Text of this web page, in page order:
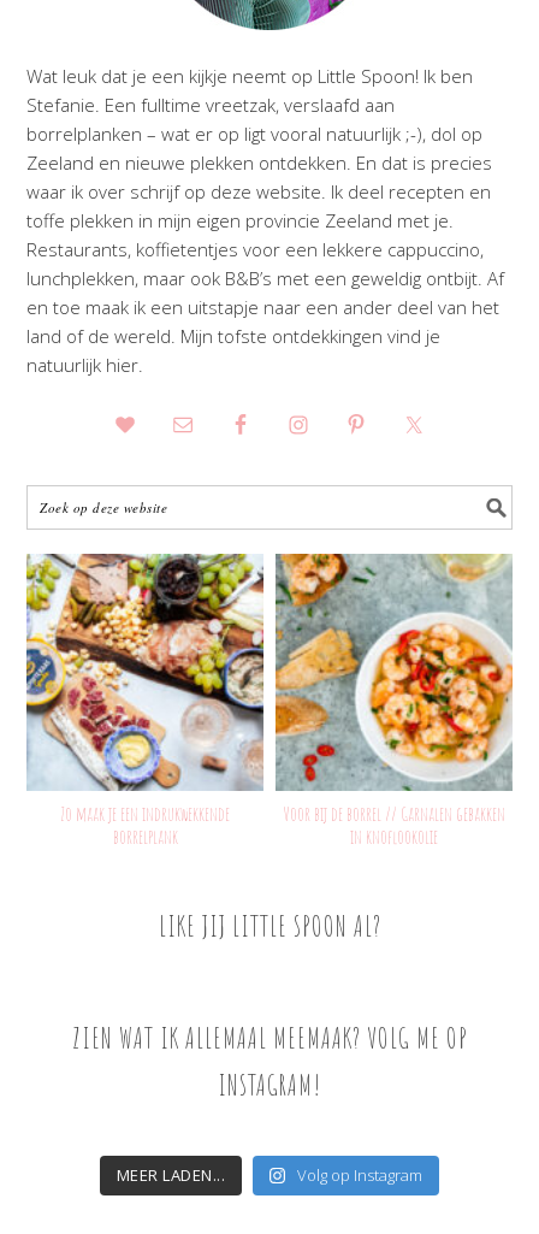
Wat leuk dat je een kijkje neemt op Little Spoon! Ik ben
Stefanie. Een fulltime vreetzak, verslaafd aan
borrelplanken – wat er op ligt vooral natuurlijk ;-), dol op
Zeeland en nieuwe plekken ontdekken. En dat is precies
waar ik over schrijf op deze website. Ik deel recepten en
toffe plekken in mijn eigen provincie Zeeland met je.
Restaurants, koffietentjes voor een lekkere cappuccino,
lunchplekken, maar ook B&B’s met een geweldig ontbijt. Af
en toe maak ik een uitstapje naar een ander deel van het
land of de wereld. Mijn tofste ontdekkingen vind je
natuurlijk hier.
Zo maak je een indrukwekkende
borrelplank
Voor bij de borrel // Garnalen gebakken
in knoflookolie
LIKE JIJ LITTLE SPOON AL?
ZIEN WAT IK ALLEMAAL MEEMAAK? VOLG ME OP
INSTAGRAM!
MEER LADEN... Volg op Instagram